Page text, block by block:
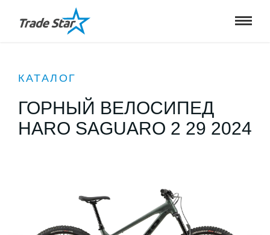
КАТАЛОГ
ГОРНЫЙ ВЕЛОСИПЕД
HARO SAGUARO 2 29 2024